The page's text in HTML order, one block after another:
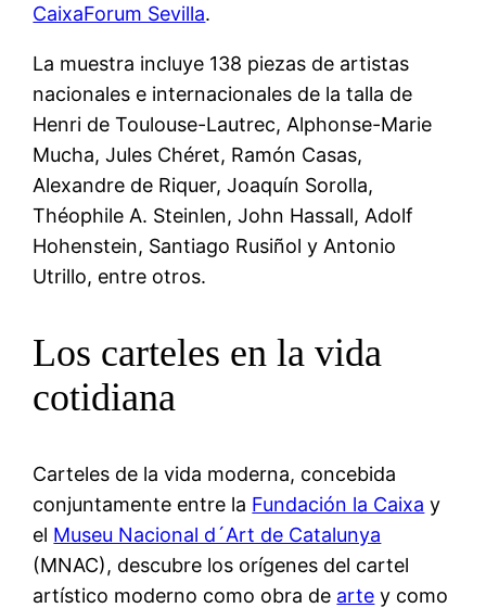
CaixaForum Sevilla.
La muestra incluye 138 piezas de artistas
nacionales e internacionales de la talla de
Henri de Toulouse-Lautrec, Alphonse-Marie
Mucha, Jules Chéret, Ramón Casas,
Alexandre de Riquer, Joaquín Sorolla,
Théophile A. Steinlen, John Hassall, Adolf
Hohenstein, Santiago Rusiñol y Antonio
Utrillo, entre otros.
Los carteles en la vida
cotidiana
Carteles de la vida moderna, concebida
conjuntamente entre la Fundación la Caixa y
el Museu Nacional d´Art de Catalunya
(MNAC), descubre los orígenes del cartel
artístico moderno como obra de arte y como